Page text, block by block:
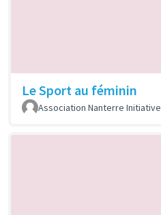
Le Sport au féminin
Association Nanterre Initiative